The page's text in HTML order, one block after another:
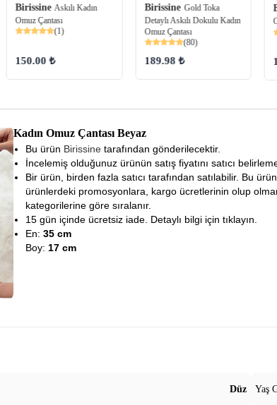
Birissine Askılı Kadın
Omuz Çantası
(1)
150.00 ₺
Birissine Gold Toka
Detaylı Askılı Dokulu Kadın
Omuz Çantası
(80)
189.98 ₺
Kadın Omuz Çantası Beyaz
Bu ürün Birissinetarafından gönderilecektir.
İncelemiş olduğunuz ürünün satış fiyatını satıcı
Bir ürün, birden fazla satıcı tarafından satılabilir. Bu
ürünlerdeki promosyonlara, kargo ücretlerinin olup
kategorilerine göre sıralanır.
15 gün içinde ücretsiz iade. Detaylı bilgi için tıklayın.
En:35 cm
Boy:17 cm
Düz Yaş